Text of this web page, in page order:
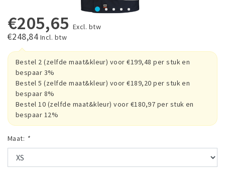
€205,65 Excl. btw
€248,84 Incl. btw
Bestel 2 (zelfde maat&kleur) voor €199,48 per stuk en
bespaar 3%
Bestel 5 (zelfde maat&kleur) voor €189,20 per stuk en
bespaar 8%
Bestel 10 (zelfde maat&kleur) voor €180,97 per stuk en
bespaar 12%
Maat: *